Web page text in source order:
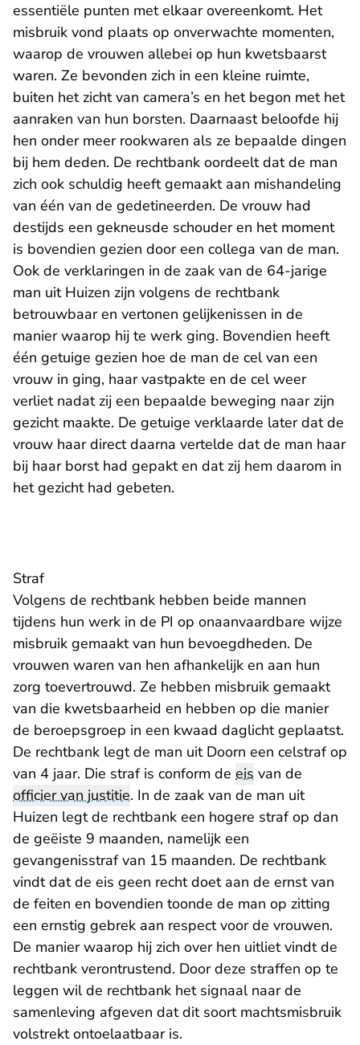
essentiële punten met elkaar overeenkomt. Het
misbruik vond plaats op onverwachte momenten,
waarop de vrouwen allebei op hun kwetsbaarst
waren. Ze bevonden zich in een kleine ruimte,
buiten het zicht van camera’s en het begon met het
aanraken van hun borsten. Daarnaast beloofde hij
hen onder meer rookwaren als ze bepaalde dingen
bij hem deden. De rechtbank oordeelt dat de man
zich ook schuldig heeft gemaakt aan mishandeling
van één van de gedetineerden. De vrouw had
destijds een gekneusde schouder en het moment
is bovendien gezien door een collega van de man.
Ook de verklaringen in de zaak van de 64-jarige
man uit Huizen zijn volgens de rechtbank
betrouwbaar en vertonen gelijkenissen in de
manier waarop hij te werk ging. Bovendien heeft
één getuige gezien hoe de man de cel van een
vrouw in ging, haar vastpakte en de cel weer
verliet nadat zij een bepaalde beweging naar zijn
gezicht maakte. De getuige verklaarde later dat de
vrouw haar direct daarna vertelde dat de man haar
bij haar borst had gepakt en dat zij hem daarom in
het gezicht had gebeten.
Straf
Volgens de rechtbank hebben beide mannen
tijdens hun werk in de PI op onaanvaardbare wijze
misbruik gemaakt van hun bevoegdheden. De
vrouwen waren van hen afhankelijk en aan hun
zorg toevertrouwd. Ze hebben misbruik gemaakt
van die kwetsbaarheid en hebben op die manier
de beroepsgroep in een kwaad daglicht geplaatst.
De rechtbank legt de man uit Doorn een celstraf op
van 4 jaar. Die straf is conform de eis van de
officier van justitie. In de zaak van de man uit
Huizen legt de rechtbank een hogere straf op dan
de geëiste 9 maanden, namelijk een
gevangenisstraf van 15 maanden. De rechtbank
vindt dat de eis geen recht doet aan de ernst van
de feiten en bovendien toonde de man op zitting
een ernstig gebrek aan respect voor de vrouwen.
De manier waarop hij zich over hen uitliet vindt de
rechtbank verontrustend. Door deze straffen op te
leggen wil de rechtbank het signaal naar de
samenleving afgeven dat dit soort machtsmisbruik
volstrekt ontoelaatbaar is.